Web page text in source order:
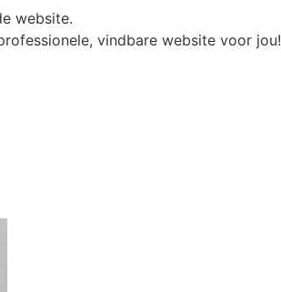
website.
vindbare website voor jou!